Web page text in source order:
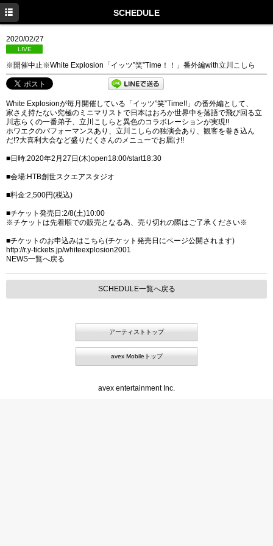
SCHEDULE
2020/02/27
LIVE
※開催中止※White Explosion「イッツ”笑”Time！！」番外編with立川こしら
White Explosionが毎月開催している「イッツ”笑”Time!!」の番外編として、
家さえ持たない究極のミニマリストで日本はおろか世界中を落語で飛び回る立
川志らくの一番弟子、立川こしらと異色のコラボレーションが実現!!
ホワエクのパフォーマンスあり、立川こしらの独演会あり、観客を巻き込ん
だ!?大喜利大会など盛りだくさんのメニューでお届け!!
■日時:2020年2月27日(木)open18:00/start18:30
■会場:HTB創世スクエアスタジオ
■料金:2,500円(税込)
■チケット発売日:2/8(土)10:00
※チケットは先着順での販売となる為、売り切れの際はご了承ください※
■チケットのお申込みはこちら(チケット発売日にページ公開されます)
http://r.y-tickets.jp/whiteexplosion2001
NEWS一覧へ戻る
SCHEDULE一覧へ戻る
アーティストトップ
avex Mobileトップ
avex entertainment Inc.
NEWS
DISCOGRAPHY
PROFILE
MOVIE
GOODS